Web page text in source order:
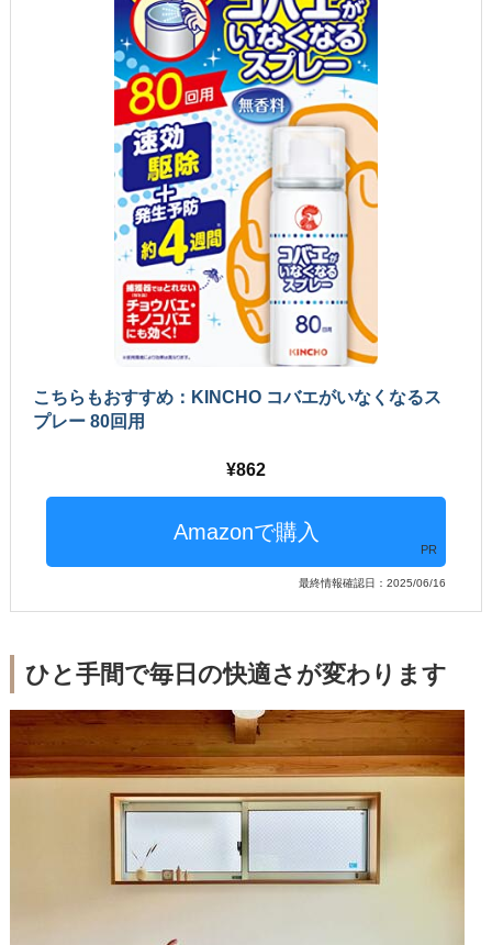
こちらもおすすめ：KINCHO コバエがいなくなるス
プレー 80回用
862
PR
最終情報確認日：2025/06/16
ひと手間で毎日の快適さが変わります